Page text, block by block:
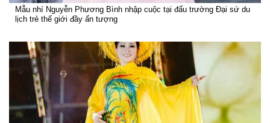
Mẫu nhí Nguyễn Phương Bình nhập cuộc tại đấu trường Đại sứ du
lịch trẻ thế giới đầy ấn tượng